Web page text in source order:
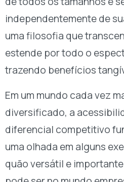
independentemente de
uma filosofia que
estende por todo o
trazendo benefícios
Em um mundo cada vez
diversificado, a
diferencial competitivo
uma olhada em alguns
quão versátil e